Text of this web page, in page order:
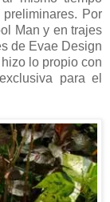
Por
Man y en trajes
de Evae Design
lo propio con
para el